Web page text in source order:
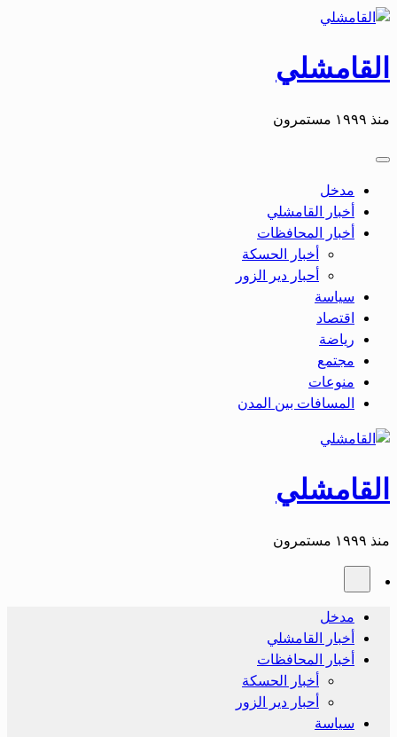
التخطي
المحتوى
القامشلي
منذ ١٩٩٩ مستمرون
مدخل
أخبار القامشلي
أخبار المحافظات
أخبار الحسكة
أحبار دير الزور
سياسة
اقتصاد
رياضة
مجتمع
منوعات
المسافات بين المدن
القامشلي
منذ ١٩٩٩ مستمرون
مدخل
أخبار القامشلي
أخبار المحافظات
أخبار الحسكة
أحبار دير الزور
سياسة